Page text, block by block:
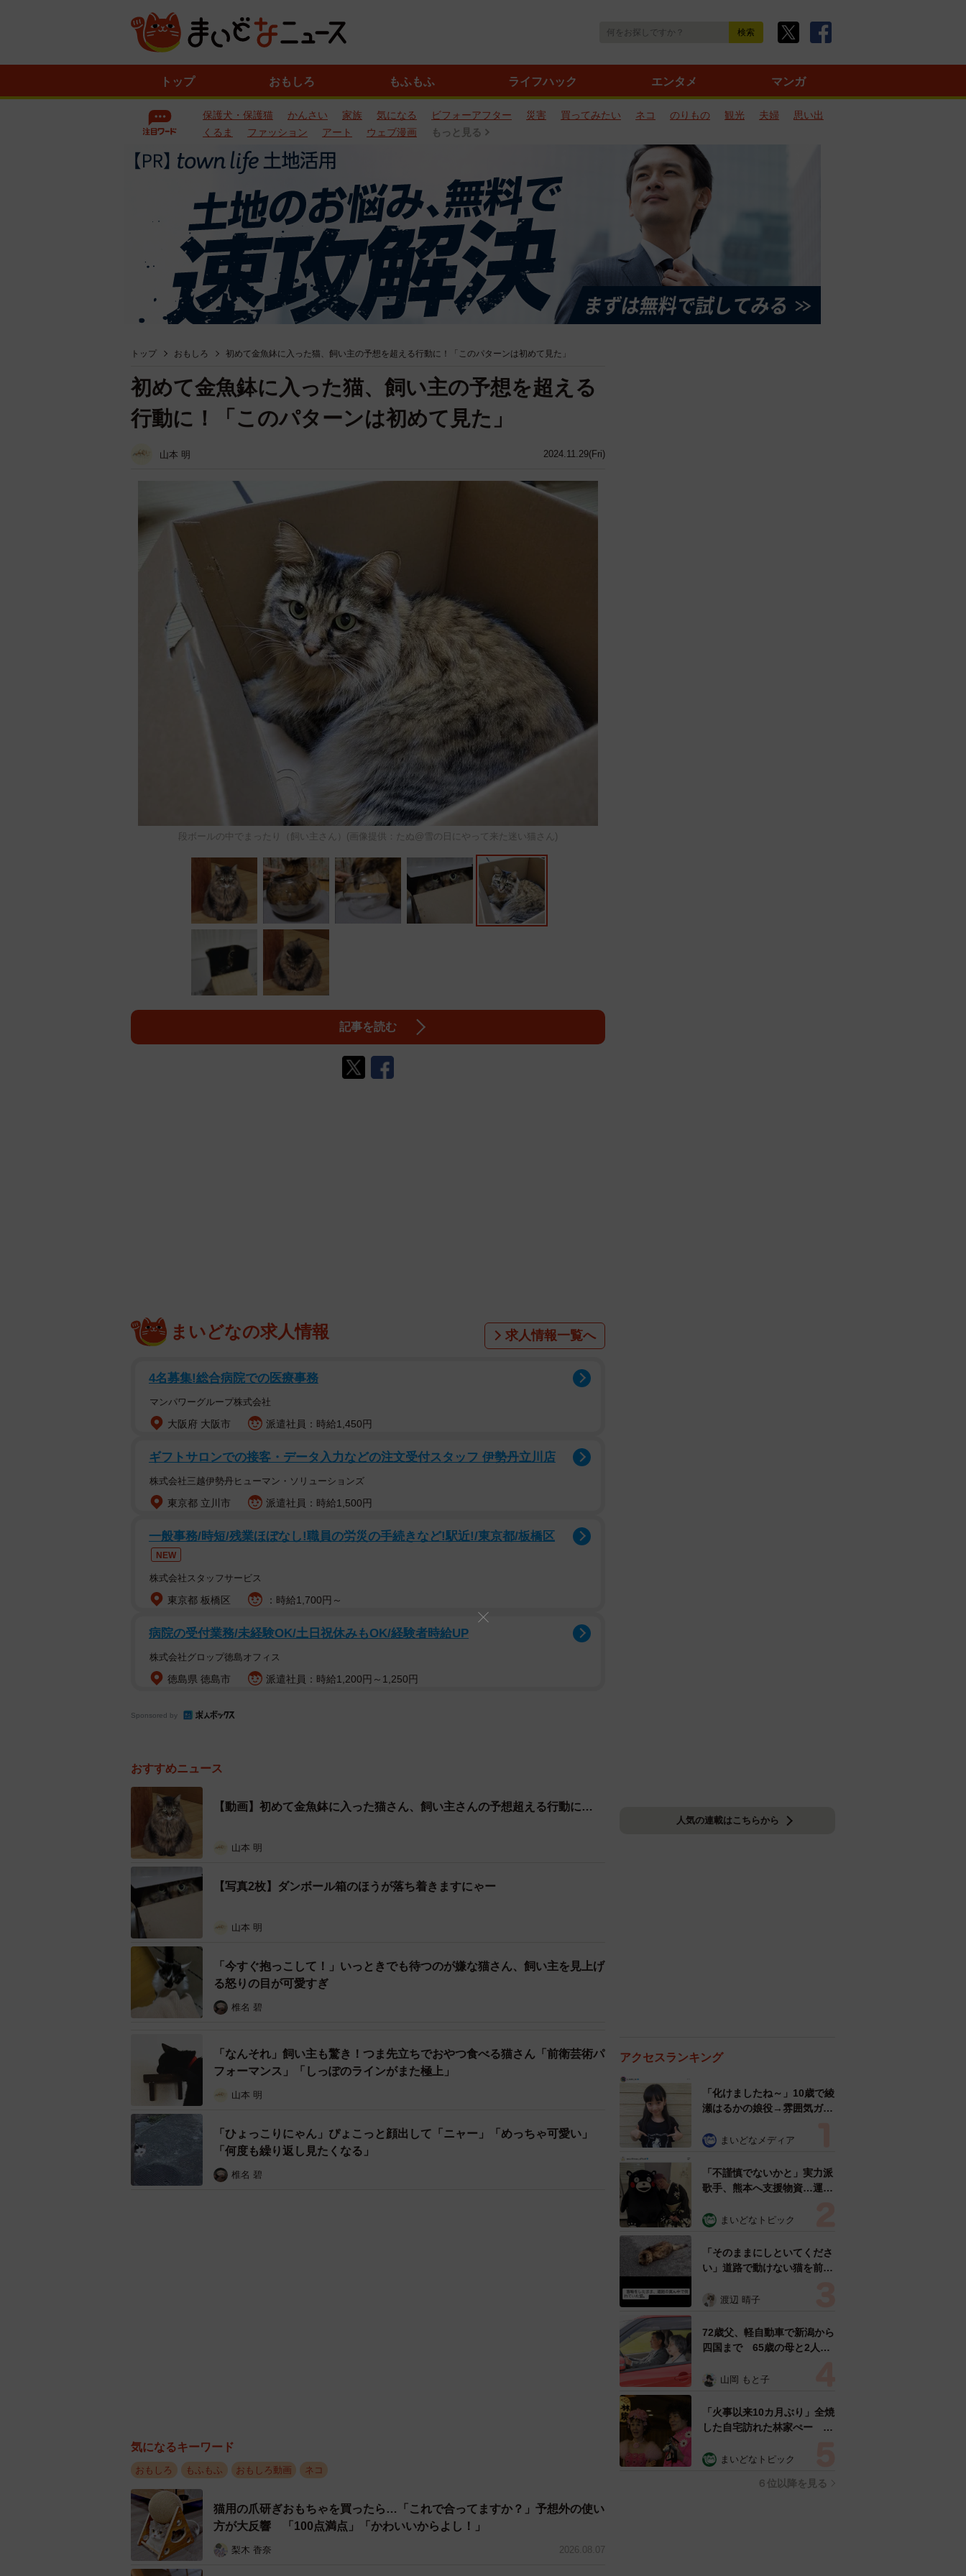
トップ おもしろ もふもふ ライフハック エンタメ マンガ
保護犬・保護猫 かんさい 家族 気になる ビフォーアフター 災害 買ってみたい ネコ のりもの 観光 夫婦
思い出
くるま
ファッション アート ウェブ漫画 もっと見る
トップ おもしろ 初めて金魚鉢に入った猫、飼い主の予想を超える行動に！「このパターンは初めて見た」
2024.11.29(Fri)
初めて金魚鉢に入った猫、飼い主の予想を超える
行動に！「このパターンは初めて見た」
山本 明
段ボールの中でまったり（飼い主さん）(画像提供：たぬ@雪の日にやって来た迷い猫さん)
記事を読む
まいどなの求人情報 求人情報一覧へ
4名募集!総合病院での医療事務
マンパワーグループ株式会社
大阪府 大阪市 派遣社員：時給1,450円
ギフトサロンでの接客・データ入力などの注文受付スタッフ 伊勢丹立川店
株式会社三越伊勢丹ヒューマン・ソリューションズ
東京都 立川市 派遣社員：時給1,500円
一般事務/時短/残業ほぼなし!職員の労災の手続きなど!駅近!/東京都/板橋区
NEW
株式会社スタッフサービス
東京都 板橋区 ：時給1,700円～
病院の受付業務/未経験OK/土日祝休みもOK/経験者時給UP
株式会社グロップ徳島オフィス
徳島県 徳島市 派遣社員：時給1,200円～1,250円
Sponsored by
おすすめニュース
【動画】初めて金魚鉢に入った猫さん、飼い主さんの予想超える行動に…
山本 明
【写真2枚】ダンボール箱のほうが落ち着きますにゃー
山本 明
「今すぐ抱っこして！」いっときでも待つのが嫌な猫さん、飼い主を見上げ
る怒りの目が可愛すぎ
椎名 碧
「なんそれ」飼い主も驚き！つま先立ちでおやつ食べる猫さん「前衛芸術パ
フォーマンス」「しっぽのラインがまた極上」
山本 明
「ひょっこりにゃん」ぴょこっと顔出して「ニャー」「めっちゃ可愛い」
「何度も繰り返し見たくなる」
椎名 碧
気になるキーワード
おもしろ もふもふ おもしろ動画 ネコ
猫用の爪研ぎおもちゃを買ったら…「これで合ってますか？」予想外の使い
方が大反響 「100点満点」「かわいいからよし！」
梨木 香奈 2026.08.07
人気の連載はこちらから
アクセスランキング
「化けましたね～」10歳で綾
瀬はるかの娘役→雰囲気ガラ
雰囲気が」「宝塚に入れそ
まいどなメディア
「不謹慎でないかと」実力派
歌手、熊本へ支援物資…運搬
めらい 「痛いほど伝わる」
まいどなトピック
「そのままにしといてくださ
い」道路で動けない猫を前に
ようとした4日間 「命の重
表の訴え
渡辺 晴子
72歳父、軽自動車で新潟から
四国まで 65歳の母と2人で
憩まで分刻み… 「大学生で
山岡 もと子
「火事以来10カ月ぶり」全焼
した自宅訪れた林家ぺー 内
ン状態の部屋に呆然
まいどなトピック
６位以降を見る